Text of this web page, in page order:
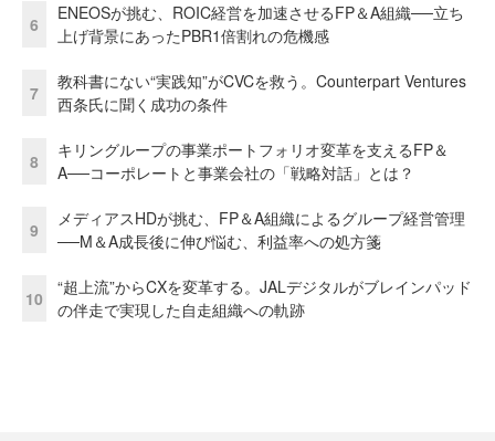
6
ENEOSが挑む、ROIC経営を加速させるFP＆A組織──立ち
上げ背景にあったPBR1倍割れの危機感
7
教科書にない“実践知”がCVCを救う。Counterpart Ventures
西条氏に聞く成功の条件
8
キリングループの事業ポートフォリオ変革を支えるFP＆
A──コーポレートと事業会社の「戦略対話」とは？
9
メディアスHDが挑む、FP＆A組織によるグループ経営管理
──M＆A成長後に伸び悩む、利益率への処方箋
10
“超上流”からCXを変革する。JALデジタルがブレインパッド
の伴走で実現した自走組織への軌跡